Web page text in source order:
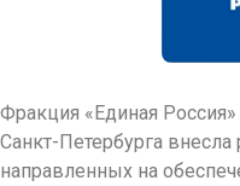
Фракция «Единая
Санкт-Петербурга внесла
направленных на